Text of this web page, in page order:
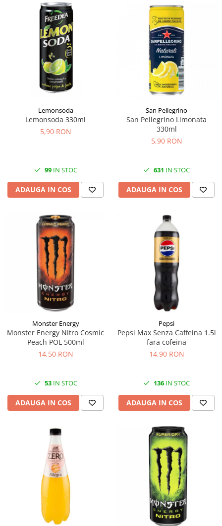
Lemonsoda
Lemonsoda 330ml
5,90 RON
99IN STOC
ADAUGA IN COS
San Pellegrino
San Pellegrino Limonata
330ml
5,90 RON
631 IN STOC
ADAUGA IN COS
Monster Energy
Monster Energy Nitro Cosmic
Peach POL 500ml
14,50 RON
53IN STOC
ADAUGA IN COS
Pepsi
Pepsi Max Senza Caffeina 1.5l
fara cofeina
14,90 RON
136 IN STOC
ADAUGA IN COS